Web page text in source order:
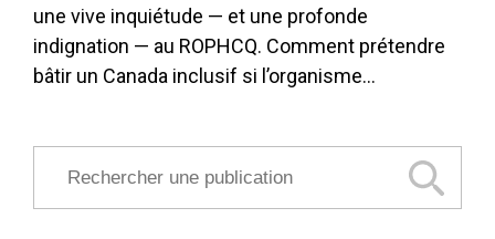
une vive inquiétude — et une profonde
indignation — au ROPHCQ. Comment prétendre
bâtir un Canada inclusif si l’organisme…